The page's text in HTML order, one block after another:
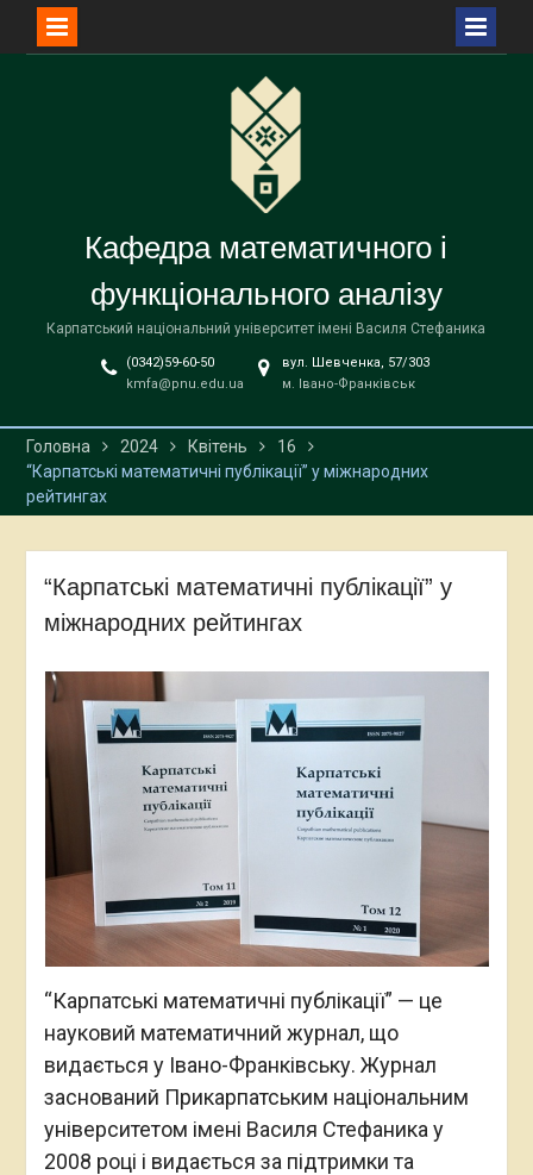
Кафедра математичного і
функціонального аналізу
Карпатський національний університет імені Василя Стефаника
(0342)59-60-50
kmfa@pnu.edu.ua
вул. Шевченка, 57/303
м. Івано-Франківськ
Головна 2024 Квітень
16
“Карпатські математичні публікації” у міжнародних
рейтингах
“Карпатські математичні публікації” у
міжнародних рейтингах
“Карпатські математичні публікації” — це
науковий математичний журнал, що
видається у Івано-Франківську. Журнал
заснований Прикарпатським національним
університетом імені Василя Стефаника у
2008 році і видається за підтримки та